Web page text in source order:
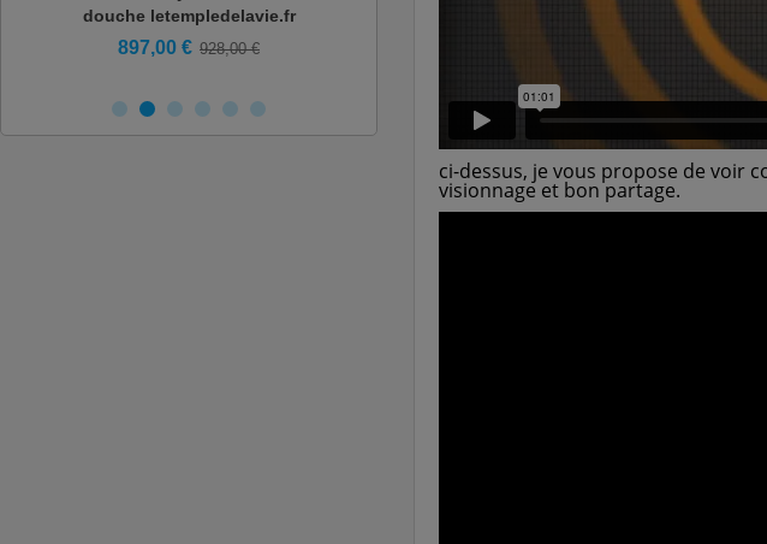
douche letempledelavie.fr
897,00 € 928,00 €
douche vortex - letempledelavie.fr
ci-dessus, je vous propose de voir
visionnage et bon partage.